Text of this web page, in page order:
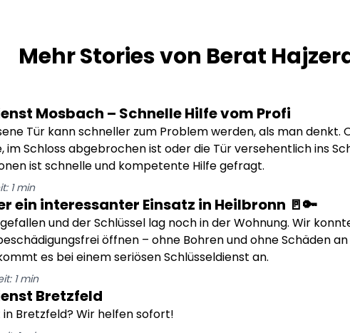
Mehr Stories von Berat
Mosbach – Schnelle Hilfe vom Profi
Tür kann schneller zum Problem werden, als man denkt.
im Schloss abgebrochen ist oder die Tür versehentlich ins
ist schnelle und kompetente Hilfe gefragt.
1min
ein interessanter Einsatz in Heilbronn 🚪🔑
und der Schlüssel lag noch in der Wohnung. Wir
öffnen – ohne Bohren und ohne Schäden an
es bei einem seriösen Schlüsseldienst an.
1min
Bretzfeld
Bretzfeld? Wir helfen sofort!